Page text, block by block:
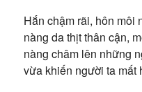
Hắn chậm rãi, hôn môi
nàng da thịt thân cận,
nàng châm lên những
vừa khiến người ta mất